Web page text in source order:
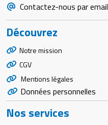
Contactez-nous par email
Découvrez
Notre mission
CGV
Mentions légales
Données personnelles
Nos services